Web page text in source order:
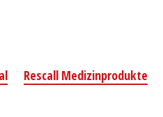
Rescall Medizinprodukte